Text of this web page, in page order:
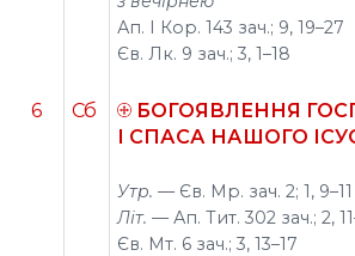
Ап. І Кор. 143 зач.; 9, 19–27
Єв. Лк. 9 зач.; 3, 1–18
6 Сб
БОГОЯВЛЕННЯ
І СПАСА НАШОГО
Утр. — Єв. Мр. зач. 2; 1, 9–11
Літ. — Ап. Тит. 302 зач.; 2,
Єв. Мт. 6 зач.; 3, 13–17